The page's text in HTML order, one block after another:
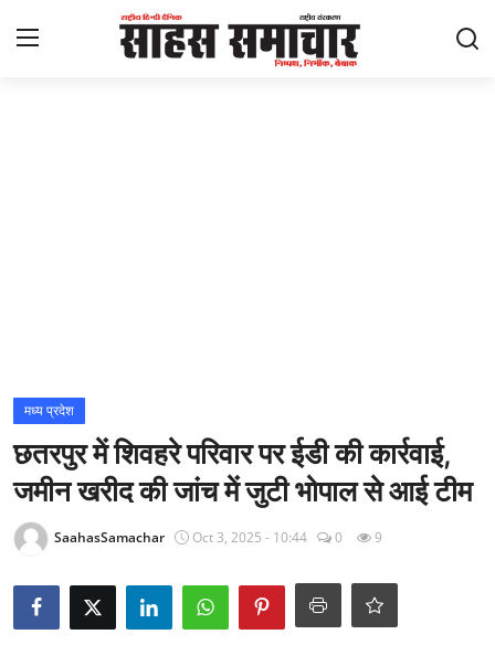
राज्य
अंतराष्ट्रीय
Epaper
मध्य प्रदेश
छतरपुर में शिवहरे परिवार पर ईडी की कार्रवाई,
जमीन खरीद की जांच में जुटी भोपाल से आई टीम
SaahasSamachar Oct 3, 2025 - 10:44 0 9